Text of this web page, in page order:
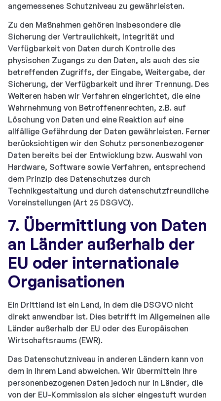
angemessenes Schutzniveau zu gewährleisten.
Zu den Maßnahmen gehören insbesondere die
Sicherung der Vertraulichkeit, Integrität und
Verfügbarkeit von Daten durch Kontrolle des
physischen Zugangs zu den Daten, als auch des sie
betreffenden Zugriffs, der Eingabe, Weitergabe, der
Sicherung, der Verfügbarkeit und ihrer Trennung. Des
Weiteren haben wir Verfahren eingerichtet, die eine
Wahrnehmung von Betroffenenrechten, z.B. auf
Löschung von Daten und eine Reaktion auf eine
allfällige Gefährdung der Daten gewährleisten. Ferner
berücksichtigen wir den Schutz personenbezogener
Daten bereits bei der Entwicklung bzw. Auswahl von
Hardware, Software sowie Verfahren, entsprechend
dem Prinzip des Datenschutzes durch
Technikgestaltung und durch datenschutzfreundliche
Voreinstellungen (Art 25 DSGVO).
7. Übermittlung von Daten
an Länder außerhalb der
EU oder internationale
Organisationen
Ein Drittland ist ein Land, in dem die DSGVO nicht
direkt anwendbar ist. Dies betrifft im Allgemeinen alle
Länder außerhalb der EU oder des Europäischen
Wirtschaftsraums (EWR).
Das Datenschutzniveau in anderen Ländern kann von
dem in Ihrem Land abweichen. Wir übermitteln Ihre
personenbezogenen Daten jedoch nur in Länder, die
von der EU-Kommission als sicher eingestuft wurden